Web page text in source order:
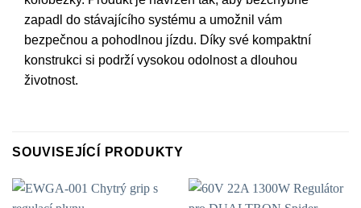
zapadl do stávajícího systému a umožnil vám
bezpečnou a pohodlnou jízdu. Díky své kompaktní
konstrukci si podrží vysokou odolnost a dlouhou
životnost.
SOUVISEJÍCÍ PRODUKTY